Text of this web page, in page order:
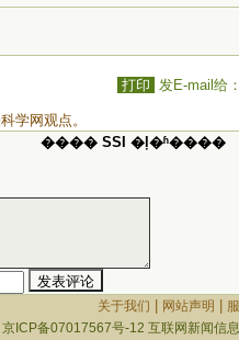
打印 发E-mail给
学网观点。
���� SSI �ļ�ʱ����
关于我们 | 网站声明 |
京ICP备07017567号-12 互联网新闻信